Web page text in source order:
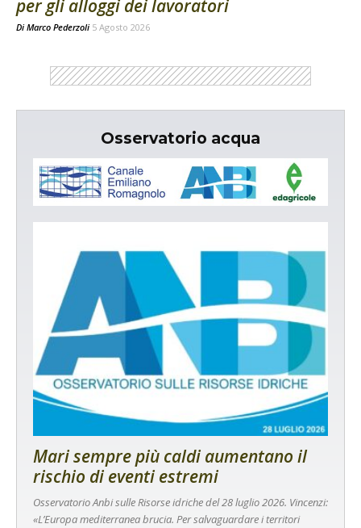
per gli alloggi dei lavoratori
Di Marco Pederzoli 5 Agosto 2026
Osservatorio acqua
Mari sempre più caldi aumentano il
rischio di eventi estremi
Osservatorio Anbi sulle Risorse idriche del 28 luglio 2026. Vincenzi:
«L’Europa mediterranea brucia. Per salvaguardare i territori